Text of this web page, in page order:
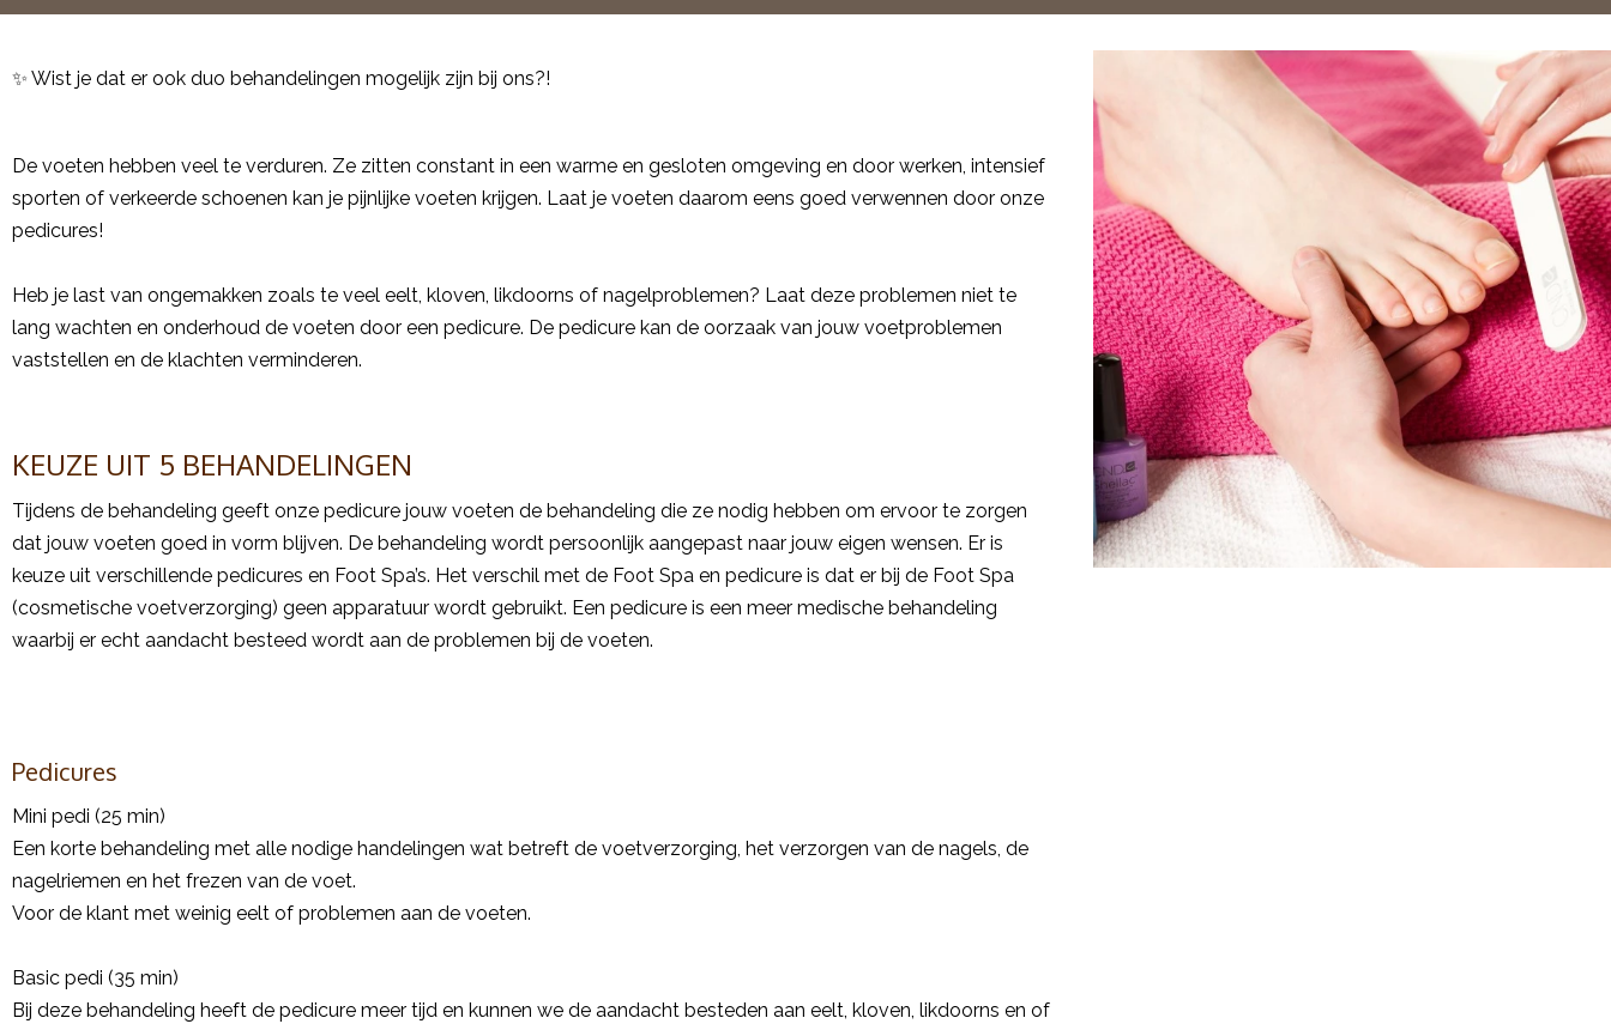
✨ Wist je dat er ook duo behandelingen mogelijk zijn bij ons?!
De voeten hebben veel te verduren. Ze zitten constant in een warme en gesloten omgeving en door werken, intensief
sporten of verkeerde schoenen kan je pijnlijke voeten krijgen. Laat je voeten daarom eens goed verwennen door onze
pedicures!
Heb je last van ongemakken zoals te veel eelt, kloven, likdoorns of nagelproblemen? Laat deze problemen niet te
lang wachten en onderhoud de voeten door een pedicure. De pedicure kan de oorzaak van jouw voetproblemen
vaststellen en de klachten verminderen.
KEUZE UIT 5 BEHANDELINGEN
Tijdens de behandeling geeft onze pedicure jouw voeten de behandeling die ze nodig hebben om ervoor te zorgen
dat jouw voeten goed in vorm blijven. De behandeling wordt persoonlijk aangepast naar jouw eigen wensen. Er is
keuze uit verschillende pedicures en Foot Spa’s. Het verschil met de Foot Spa en pedicure is dat er bij de Foot Spa
(cosmetische voetverzorging) geen apparatuur wordt gebruikt. Een pedicure is een meer medische behandeling
waarbij er echt aandacht besteed wordt aan de problemen bij de voeten.
Pedicures
Mini pedi (25 min)
Een korte behandeling met alle nodige handelingen wat betreft de voetverzorging, het verzorgen van de nagels, de
nagelriemen en het frezen van de voet.
Voor de klant met weinig eelt of problemen aan de voeten.
Basic pedi (35 min)
Bij deze behandeling heeft de pedicure meer tijd en kunnen we de aandacht besteden aan eelt, kloven, likdoorns en of